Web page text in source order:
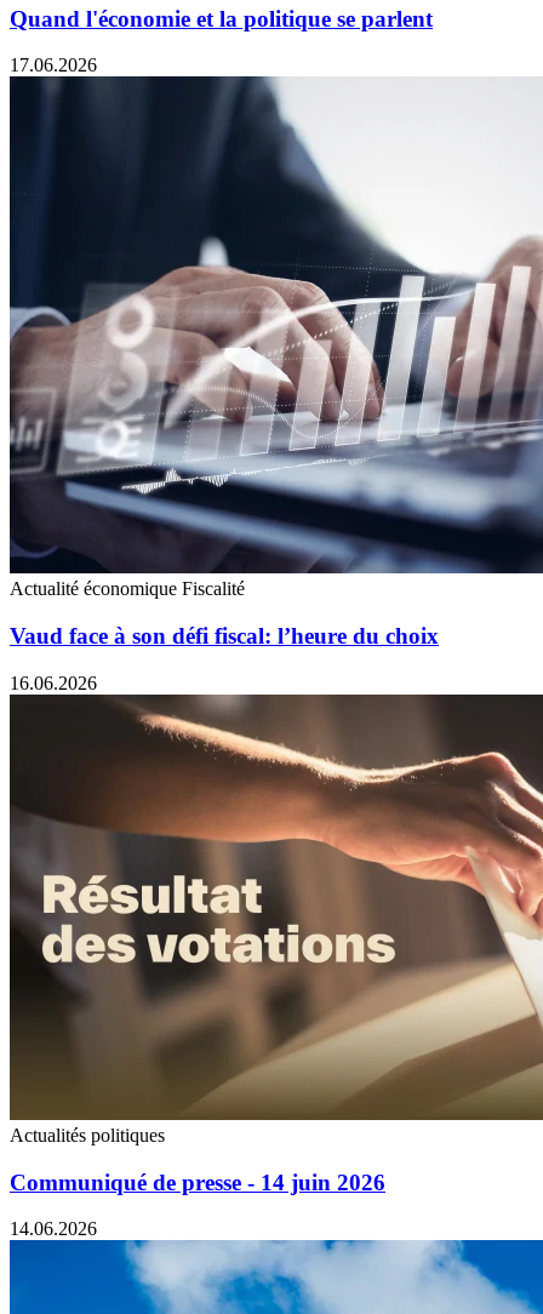
Quand l'économie et la politique se parlent
17.06.2026
Actualité économique Fiscalité
Vaud face à son défi fiscal: l’heure du choix
16.06.2026
Actualités politiques
Communiqué de presse - 14 juin 2026
14.06.2026